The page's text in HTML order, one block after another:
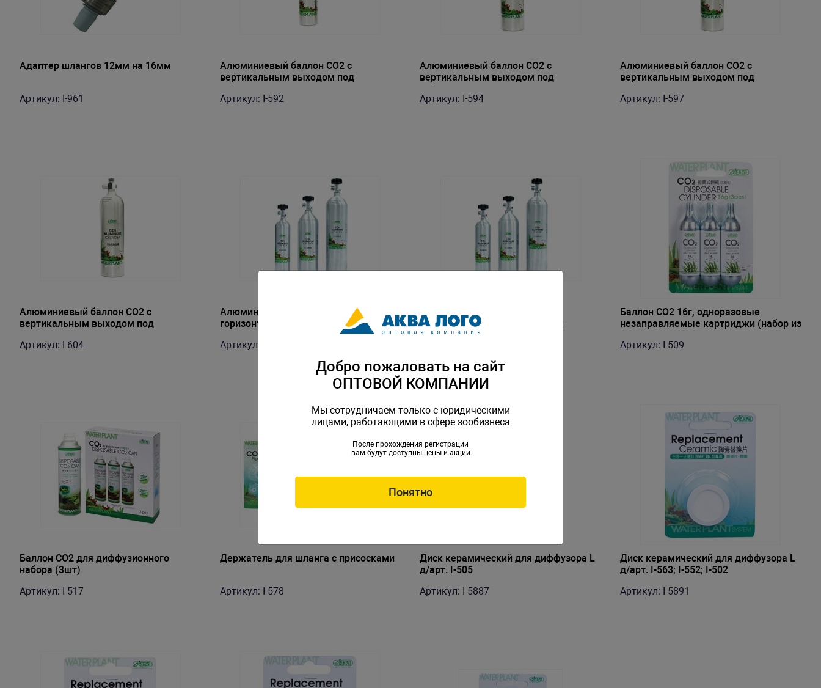
Адаптер шлангов 12мм на 16мм
Артикул: I-961
Алюминиевый баллон CO2 с
вертикальным выходом под
Артикул: I-592
Алюминиевый баллон CO2 с
вертикальным выходом под
Артикул: I-594
Алюминиевый баллон CO2 с
вертикальным выходом под
Артикул: I-597
Алюминиевый баллон CO2 с
вертикальным выходом под
Артикул: I-604
Алюминиевый баллон CO2 с
горизонтальным выходом под
Артикул: I-598
Алюминиевый баллон CO2 с
горизонтальным выходом под
редуктор, 3л
Баллон СО2 16г, одноразовые
незаправляемые картриджи (набор из
Артикул: I-509
Баллон СО2 для диффузионного
набора (3шт)
Артикул: I-517
Держатель для шланга с присосками
Артикул: I-578
Диск керамический для диффузора L
д/арт. I-505
Артикул: I-5887
Диск керамический для диффузора L
д/арт. I-563; I-552; I-502
Артикул: I-5891
Добро пожаловать на сайт
ОПТОВОЙ КОМПАНИИ
Мы сотрудничаем только с юридическими
лицами, работающими в сфере зообизнеса
После прохождения регистрации
вам будут доступны цены и акции
Понятно